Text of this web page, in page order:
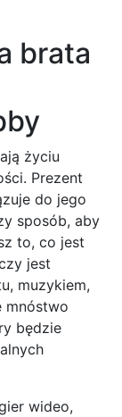
brata
życiu
Prezent
do jego
sposób, aby
to, co jest
jest
muzykiem,
mnóstwo
będzie
wideo,